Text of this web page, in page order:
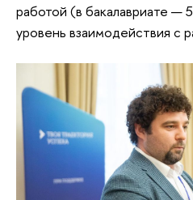
работой (в бакалавриате —
уровень взаимодействия с